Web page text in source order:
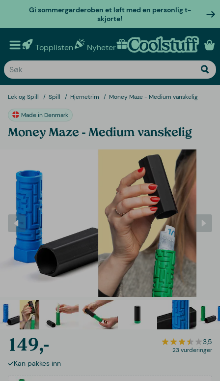
Gi sommergarderoben et løft med en personlig t-
skjorte!
Topplisten Nyheter Personlige gaver
Lek og Spill Spill Hjernetrim Money Maze - Medium vanskelig
Made in Denmark
Money Maze - Medium vanskelig
149,- 3,5
23 vurderinger
Kan pakkes inn